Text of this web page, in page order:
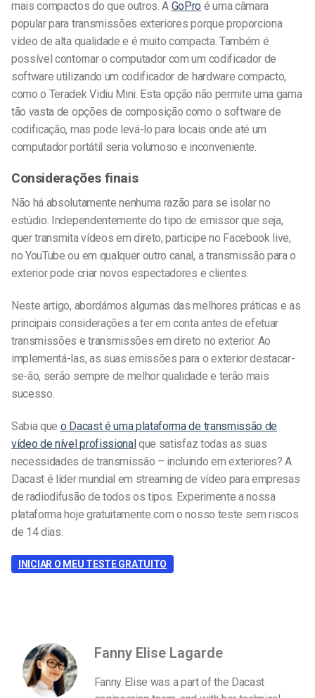
mais compactos do que outros. A GoPro é uma câmara
popular para transmissões exteriores porque proporciona
vídeo de alta qualidade e é muito compacta. Também é
possível contornar o computador com um codificador de
software utilizando um codificador de hardware compacto,
como o Teradek Vidiu Mini. Esta opção não permite uma gama
tão vasta de opções de composição como o software de
codificação, mas pode levá-lo para locais onde até um
computador portátil seria volumoso e inconveniente.
Considerações finais
Não há absolutamente nenhuma razão para se isolar no
estúdio. Independentemente do tipo de emissor que seja,
quer transmita vídeos em direto, participe no Facebook live,
no YouTube ou em qualquer outro canal, a transmissão para o
exterior pode criar novos espectadores e clientes.
Neste artigo, abordámos algumas das melhores práticas e as
principais considerações a ter em conta antes de efetuar
transmissões e transmissões em direto no exterior. Ao
implementá-las, as suas emissões para o exterior destacar-
se-ão, serão sempre de melhor qualidade e terão mais
sucesso.
Sabia que o Dacast é uma plataforma de transmissão de
vídeo de nível profissionalque satisfaz todas as suas
necessidades de transmissão – incluindo em exteriores? A
Dacast é líder mundial em streaming de vídeo para empresas
de radiodifusão de todos os tipos. Experimente a nossa
plataforma hoje gratuitamente com o nosso teste sem riscos
de 14 dias.
INICIAR O MEU TESTE GRATUITO
Fanny Elise Lagarde
Fanny Elise was a part of the Dacast